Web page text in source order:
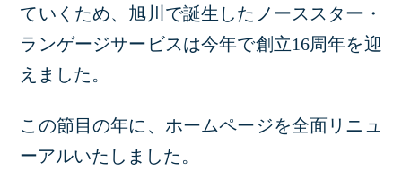
ていくため、旭川で誕生したノーススター・
ランゲージサービスは今年で創立16周年を迎
えました。
この節目の年に、ホームページを全面リニュ
ーアルいたしました。